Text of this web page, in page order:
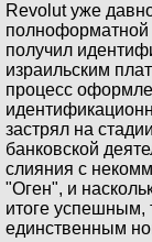
Revolut уже
полноформатной
получил
израильским
процесс
застрял на
банковской
слияния с
"Оген", и
итоге успешным,
единственным